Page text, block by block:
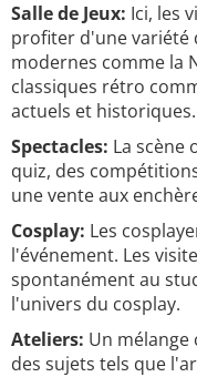
Salle de Jeux: Ici, les
profiter d'une variété
modernes comme la
classiques rétro
actuels et historiques.
Spectacles: La scène
quiz, des
une vente aux
Cosplay: Les
l'événement. Les
spontanément au
l'univers du cosplay.
Ateliers: Un
des sujets tels que